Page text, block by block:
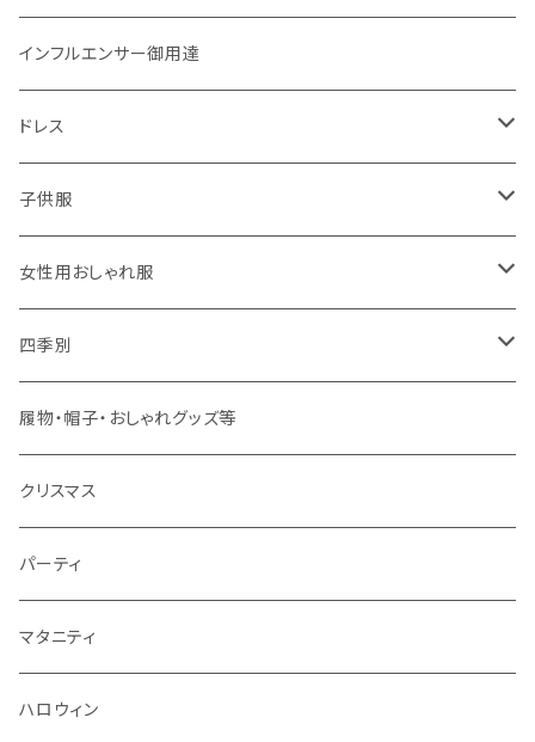
インフルエンサー御用達
ドレス
子供用
大人用
子供服
男の子用
春夏用
秋冬用
女の子用
春夏用
秋冬用
女性用おしゃれ服
ドレス
春夏用
秋冬用
四季別
春
夏
秋
冬
履物・帽子・おしゃれグッズ等
クリスマス
パーティ
マタニティ
ハロウィン